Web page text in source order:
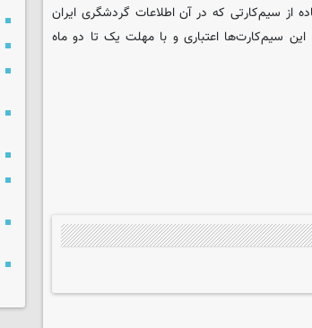
از سیم‌کارتی که در آن اطلاعات گردشگری ایران
سیم‌کارت‌ها اعتباری و با مهلت یک تا دو ماه